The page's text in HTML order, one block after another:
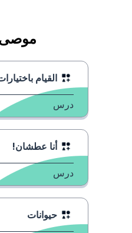
القيام باختيارات
درس
أنا عطشان!
درس
حيوانات